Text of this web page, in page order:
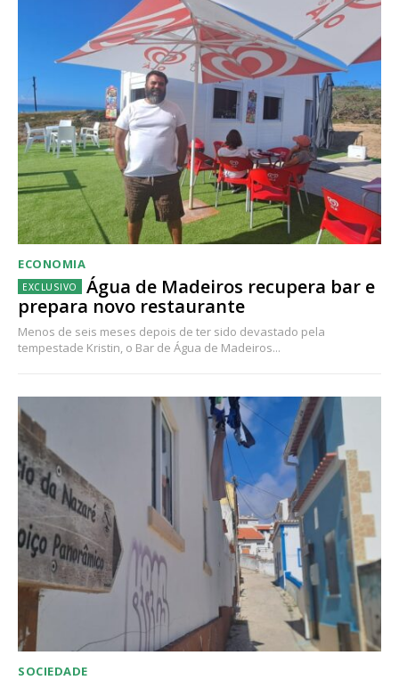
ECONOMIA
Água de Madeiros recupera bar e
prepara novo restaurante
Menos de seis meses depois de ter sido devastado pela
tempestade Kristin, o Bar de Água de Madeiros...
SOCIEDADE